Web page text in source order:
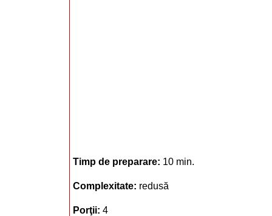
Timp de preparare: 10 min.
Complexitate: redusă
Porţii: 4